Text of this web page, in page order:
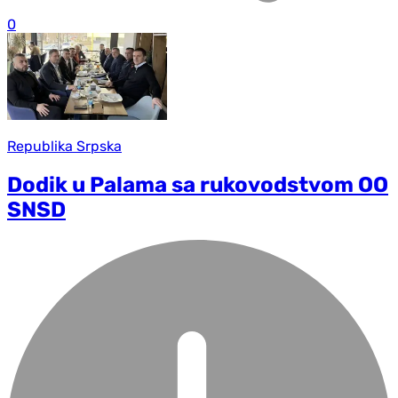
0
Republika Srpska
Dodik u Palama sa rukovodstvom OO
SNSD